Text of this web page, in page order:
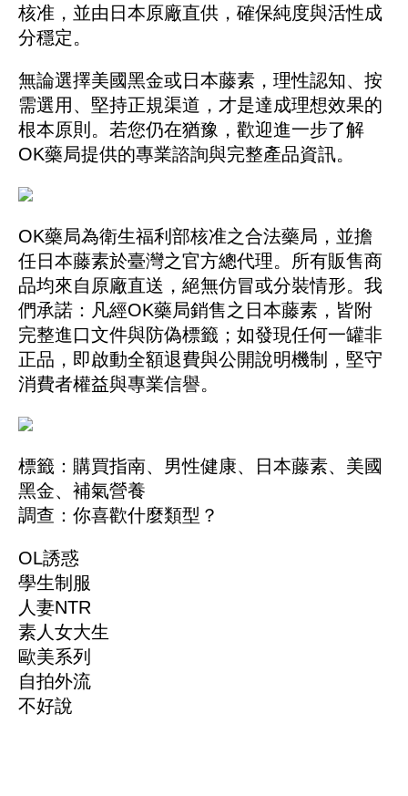
核准，並由日本原廠直供，確保純度與活性成
分穩定。
無論選擇美國黑金或日本藤素，理性認知、按
需選用、堅持正規渠道，才是達成理想效果的
根本原則。若您仍在猶豫，歡迎進一步了解
OK藥局提供的專業諮詢與完整產品資訊。
OK藥局為衛生福利部核准之合法藥局，並擔
任日本藤素於臺灣之官方總代理。所有販售商
品均來自原廠直送，絕無仿冒或分裝情形。我
們承諾：凡經OK藥局銷售之日本藤素，皆附
完整進口文件與防偽標籤；如發現任何一罐非
正品，即啟動全額退費與公開說明機制，堅守
消費者權益與專業信譽。
標籤： 購買指南、 男性健康、 日本藤素、 美國
黑金、 補氣營養
調查：你喜歡什麼類型？
OL誘惑
學生制服
人妻NTR
素人女大生
歐美系列
自拍外流
不好說